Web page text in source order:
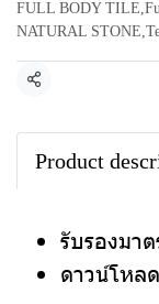
FULL BODY TILE,
NATURAL STONE,
แชร์
Product
รับรองมา
ดาวน์โหล